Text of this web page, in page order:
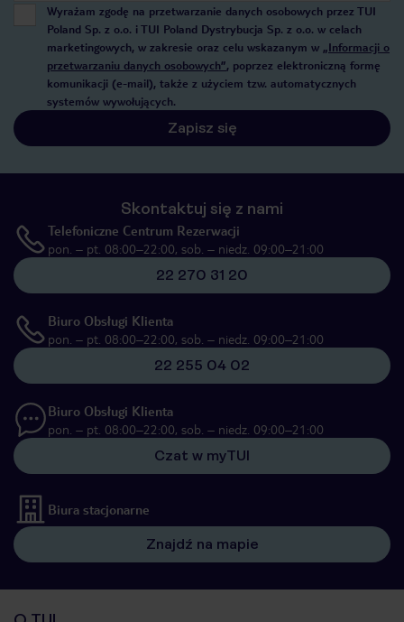
Wyrażam zgodę na przetwarzanie danych osobowych przez TUI
Poland Sp. z o.o. i TUI Poland Dystrybucja Sp. z o.o. w celach
marketingowych, w zakresie oraz celu wskazanym w „Informacji o
przetwarzaniu danych osobowych”, poprzez elektroniczną formę
komunikacji (e-mail), także z użyciem tzw. automatycznych
systemów wywołujących.
Zapisz się
Skontaktuj się z nami
Telefoniczne Centrum Rezerwacji
pon. – pt. 08:00–22:00, sob. – niedz. 09:00–21:00
22 270 31 20
Biuro Obsługi Klienta
pon. – pt. 08:00–22:00, sob. – niedz. 09:00–21:00
22 255 04 02
Biuro Obsługi Klienta
pon. – pt. 08:00–22:00, sob. – niedz. 09:00–21:00
Czat w myTUI
Biura stacjonarne
Znajdź na mapie